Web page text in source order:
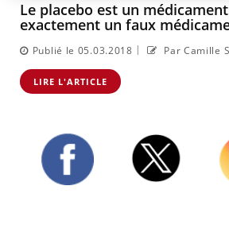
Le placebo est un
exactement un faux
Publié le 05.03.2018 | Par Camille
LIRE L'ARTICLE